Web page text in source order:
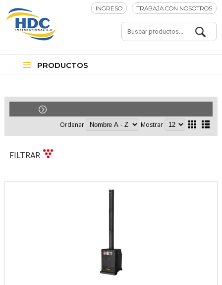
INGRESO TRABAJA CON NOSOTROS
PRODUCTOS
Ordenar Mostrar
FILTRAR